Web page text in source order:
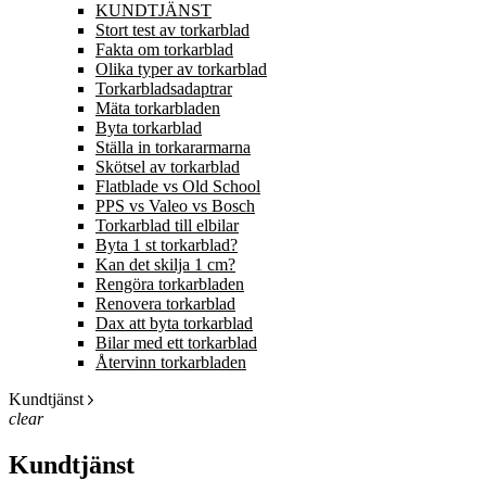
KUNDTJÄNST
Stort test av torkarblad
Fakta om torkarblad
Olika typer av torkarblad
Torkarbladsadaptrar
Mäta torkarbladen
Byta torkarblad
Ställa in torkararmarna
Skötsel av torkarblad
Flatblade vs Old School
PPS vs Valeo vs Bosch
Torkarblad till elbilar
Byta 1 st torkarblad?
Kan det skilja 1 cm?
Rengöra torkarbladen
Renovera torkarblad
Dax att byta torkarblad
Bilar med ett torkarblad
Återvinn torkarbladen
Kundtjänst
clear
Kundtjänst